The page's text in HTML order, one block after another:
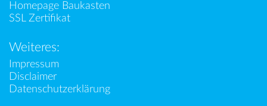
Homepage Baukasten
SSL Zertifikat
Weiteres:
Impressum
Disclaimer
Datenschutzerklärung